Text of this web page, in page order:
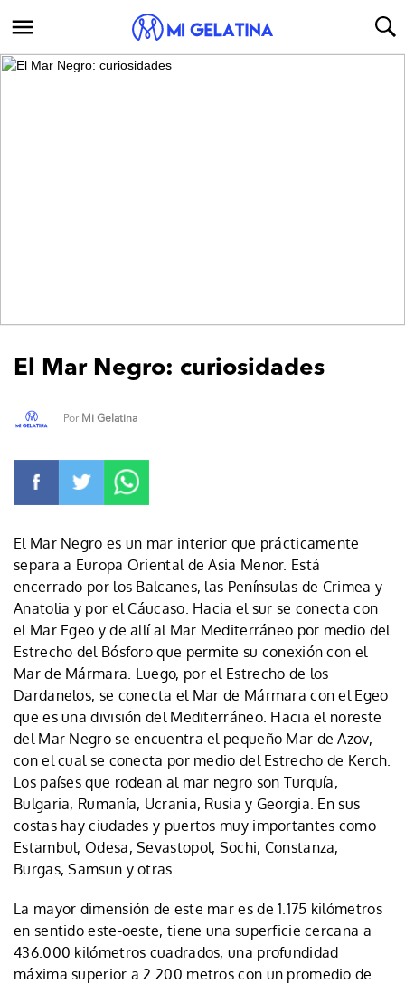
El Mar Negro: curiosidades
Por Mi Gelatina
El Mar Negro es un mar interior que prácticamente
separa a Europa Oriental de Asia Menor. Está
encerrado por los Balcanes, las Penínsulas de Crimea y
Anatolia y por el Cáucaso. Hacia el sur se conecta con
el Mar Egeo y de allí al Mar Mediterráneo por medio del
Estrecho del Bósforo que permite su conexión con el
Mar de Mármara. Luego, por el Estrecho de los
Dardanelos, se conecta el Mar de Mármara con el Egeo
que es una división del Mediterráneo. Hacia el noreste
del Mar Negro se encuentra el pequeño Mar de Azov,
con el cual se conecta por medio del Estrecho de Kerch.
Los países que rodean al mar negro son Turquía,
Bulgaria, Rumanía, Ucrania, Rusia y Georgia. En sus
costas hay ciudades y puertos muy importantes como
Estambul, Odesa, Sevastopol, Sochi, Constanza,
Burgas, Samsun y otras.
La mayor dimensión de este mar es de 1.175 kilómetros
en sentido este-oeste, tiene una superficie cercana a
436.000 kilómetros cuadrados, una profundidad
máxima superior a 2.200 metros con un promedio de